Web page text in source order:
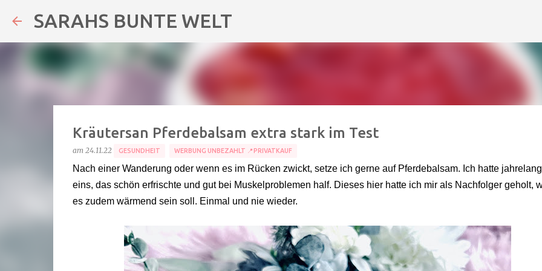
SARAHS BUNTE WELT
Kräutersan Pferdebalsam extra stark im Test
am 24.11.22 GESUNDHEIT WERBUNG UNBEZAHLT 📍PRIVATKAUF
Nach einer Wanderung oder wenn es im Rücken zwickt, setze ich gerne auf Pferdebalsam. Ich hatte jahrelang
eins, das schön erfrischte und gut bei Muskelproblemen half. Dieses hier hatte ich mir als Nachfolger geholt,
es zudem wärmend sein soll. Einmal und nie wieder.